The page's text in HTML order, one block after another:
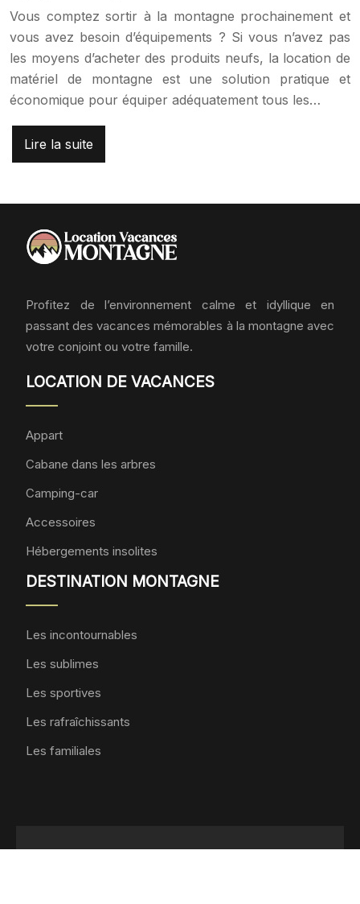
Vous comptez sortir à la montagne prochainement et
vous avez besoin d’équipements ? Si vous n’avez pas
les moyens d’acheter des produits neufs, la location de
matériel de montagne est une solution pratique et
économique pour équiper adéquatement tous les…
Lire la suite
Profitez de l’environnement calme et idyllique en
passant des vacances mémorables à la montagne avec
votre conjoint ou votre famille.
LOCATION DE VACANCES
Appart
Cabane dans les arbres
Camping-car
Accessoires
Hébergements insolites
DESTINATION MONTAGNE
Les incontournables
Les sublimes
Les sportives
Les rafraîchissants
Les familiales